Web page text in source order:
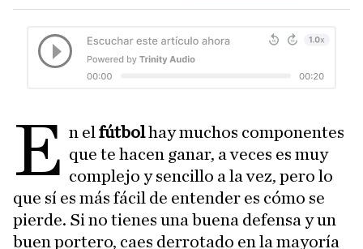
E n elfútbolhay muchos componentes
que te hacen ganar, a veces es muy
complejo y sencillo a la vez, pero lo
que sí es más fácil de entender es cómo se
pierde. Si no tienes una buena defensa y un
buen portero, caes derrotado en la mayoría